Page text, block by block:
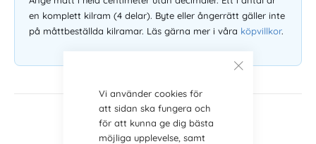
Vi använder cookies för
att sidan ska fungera och
för att kunna ge dig bästa
möjliga upplevelse, samt
en komplett kilram (4 delar). Byte eller ångerrätt gäller inte
på måttbeställda kilramar. Läs gärna mer i våra köpvillkor.